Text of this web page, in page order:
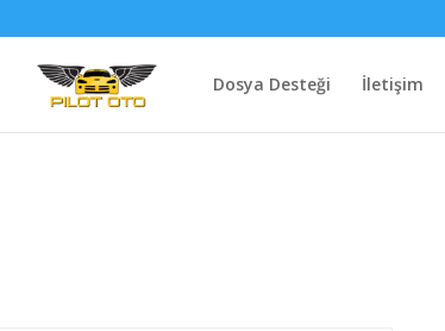
Dosya Desteği İletişim